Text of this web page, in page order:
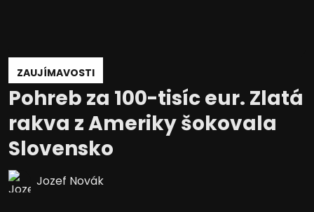
ZAUJÍMAVOSTI
Pohreb za 100-tisíc eur. Zlatá
rakva z Ameriky šokovala
Slovensko
Jozef Novák